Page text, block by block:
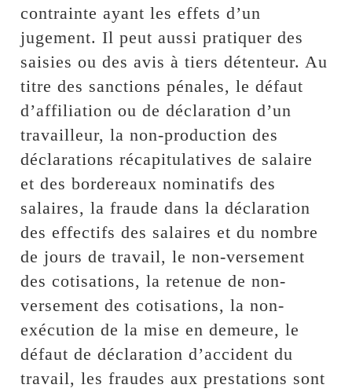
contrainte ayant les effets d’un
jugement. Il peut aussi pratiquer des
saisies ou des avis à tiers détenteur. Au
titre des sanctions pénales, le défaut
d’affiliation ou de déclaration d’un
travailleur, la non-production des
déclarations récapitulatives de salaire
et des bordereaux nominatifs des
salaires, la fraude dans la déclaration
des effectifs des salaires et du nombre
de jours de travail, le non-versement
des cotisations, la retenue de non-
versement des cotisations, la non-
exécution de la mise en demeure, le
défaut de déclaration d’accident du
travail, les fraudes aux prestations sont